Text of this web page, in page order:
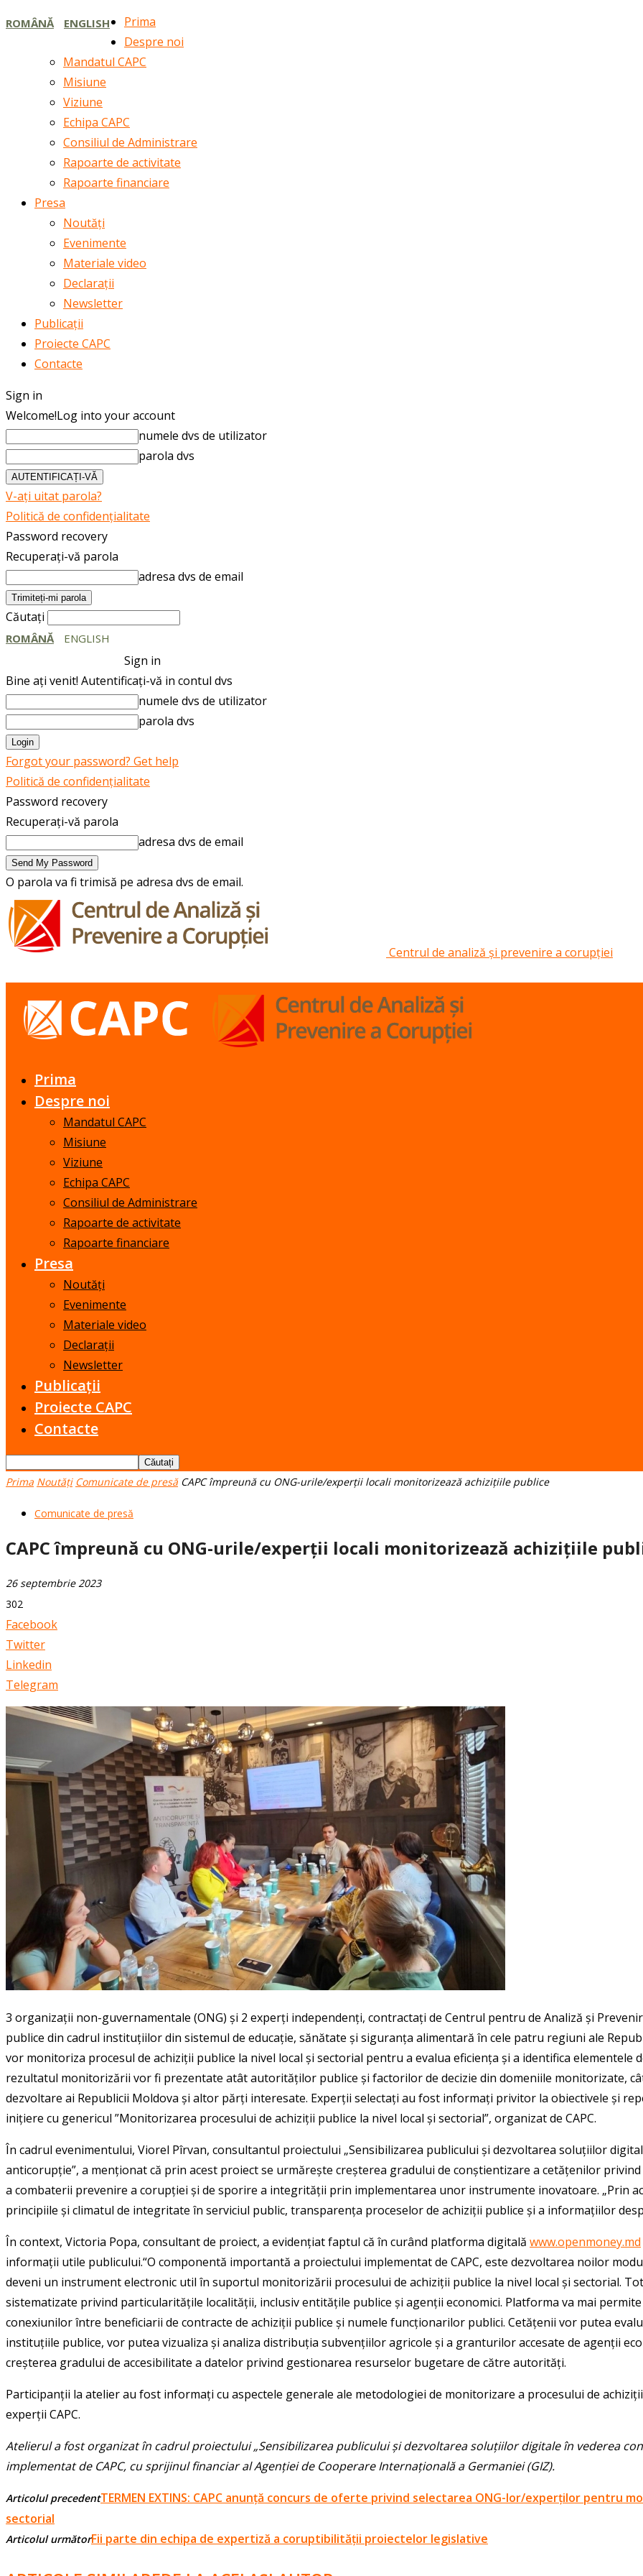
ROMÂNĂ ENGLISH
Prima
Despre noi
Mandatul CAPC
Misiune
Viziune
Echipa CAPC
Consiliul de Administrare
Rapoarte de activitate
Rapoarte financiare
Presa
Noutăți
Evenimente
Materiale video
Declarații
Newsletter
Publicații
Proiecte CAPC
Contacte
Sign in
Welcome!Log into your account
numele dvs de utilizator
parola dvs
V-ați uitat parola?
Politică de confidențialitate
Password recovery
Recuperați-vă parola
adresa dvs de email
Căutați
ROMÂNĂ ENGLISH
Sign in
Bine ați venit! Autentificați-vă in contul dvs
numele dvs de utilizator
parola dvs
Forgot your password? Get help
Politică de confidențialitate
Password recovery
Recuperați-vă parola
adresa dvs de email
O parola va fi trimisă pe adresa dvs de email.
Centrul de analiză și prevenire a corupției
Prima
Despre noi
Mandatul CAPC
Misiune
Viziune
Echipa CAPC
Consiliul de Administrare
Rapoarte de activitate
Rapoarte financiare
Presa
Noutăți
Evenimente
Materiale video
Declarații
Newsletter
Publicații
Proiecte CAPC
Contacte
Prima Noutăți Comunicate de presă CAPC împreună cu ONG-urile/experții locali monitorizează achizițiile publice
Comunicate de presă
CAPC împreună cu ONG-urile/experții locali monitorizează achizițiile
26 septembrie 2023
302
Facebook
Twitter
Linkedin
Telegram
3 organizații non-guvernamentale (ONG) și 2 experți independenți, contractați de Centrul pentru de Analiză și
publice din cadrul instituțiilor din sistemul de educație, sănătate și siguranța alimentară în cele patru regiuni ale
vor monitoriza procesul de achiziții publice la nivel local și sectorial pentru a evalua eficiența și a identifica
rezultatul monitorizării vor fi prezentate atât autorităților publice și factorilor de decizie din domeniile monitorizate,
dezvoltare ai Republicii Moldova și altor părți interesate. Experții selectați au fost informați privitor la obiectivele și
inițiere cu genericul ”Monitorizarea procesului de achiziții publice la nivel local și sectorial”, organizat de CAPC.
În cadrul evenimentului, Viorel Pîrvan, consultantul proiectului „Sensibilizarea publicului și dezvoltarea soluțiilor
anticorupție”, a menționat că prin acest proiect se urmărește creșterea gradului de conștientizare a cetățenilor
a combaterii prevenire a corupției și de sporire a integrității prin implementarea unor instrumente inovatoare. „Prin
principiile și climatul de integritate în serviciul public, transparența proceselor de achiziții publice și a informațiilor
În context, Victoria Popa, consultant de proiect, a evidențiat faptul că în curând platforma digitală www.openmoney.md
informații utile publicului.“O componentă importantă a proiectului implementat de CAPC, este dezvoltarea noilor
deveni un instrument electronic util în suportul monitorizării procesului de achiziții publice la nivel local și sectorial.
sistematizate privind particularitățile localității, inclusiv entitățile publice și agenții economici. Platforma va mai
conexiunilor între beneficiarii de contracte de achiziții publice și numele funcționarilor publici. Cetățenii vor putea
instituțiile publice, vor putea vizualiza și analiza distribuția subvențiilor agricole și a granturilor accesate de agenții
creșterea gradului de accesibilitate a datelor privind gestionarea resurselor bugetare de către autorități.
Participanții la atelier au fost informați cu aspectele generale ale metodologiei de monitorizare a procesului de
experții CAPC.
Atelierul a fost organizat în cadrul proiectului „Sensibilizarea publicului și dezvoltarea soluțiilor digitale în vederea
implementat de CAPC, cu sprijinul financiar al Agenției de Cooperare Internațională a Germaniei (GIZ).
Articolul precedentTERMEN EXTINS: CAPC anunță concurs de oferte privind selectarea ONG-lor/experților pentru
sectorial
Articolul următorFii parte din echipa de expertiză a coruptibilității proiectelor legislative